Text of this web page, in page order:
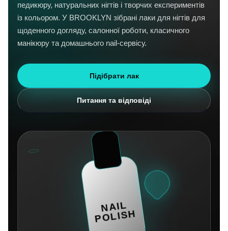
педикюру, натуральних нігтів і творчих експериментів
із кольором. У BROOKLYN зібрані лаки для нігтів для
щоденного догляду, салонної роботи, класичного
манікюру та домашнього nail-сервісу.
Підібрати лак
Питання та відповіді